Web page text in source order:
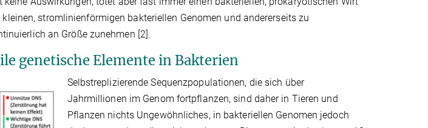
kleinen, stromlinienförmigen bakteriellen Genomen und andererseits zu
an Größe zunehmen [2].
genetische Elemente in Bakterien
Selbstreplizierende Sequenzpopulationen, die sich über
Jahrmillionen im Genom fortpflanzen, sind daher in Tieren und
Pflanzen nichts Ungewöhnliches, in bakteriellen Genomen jedoch